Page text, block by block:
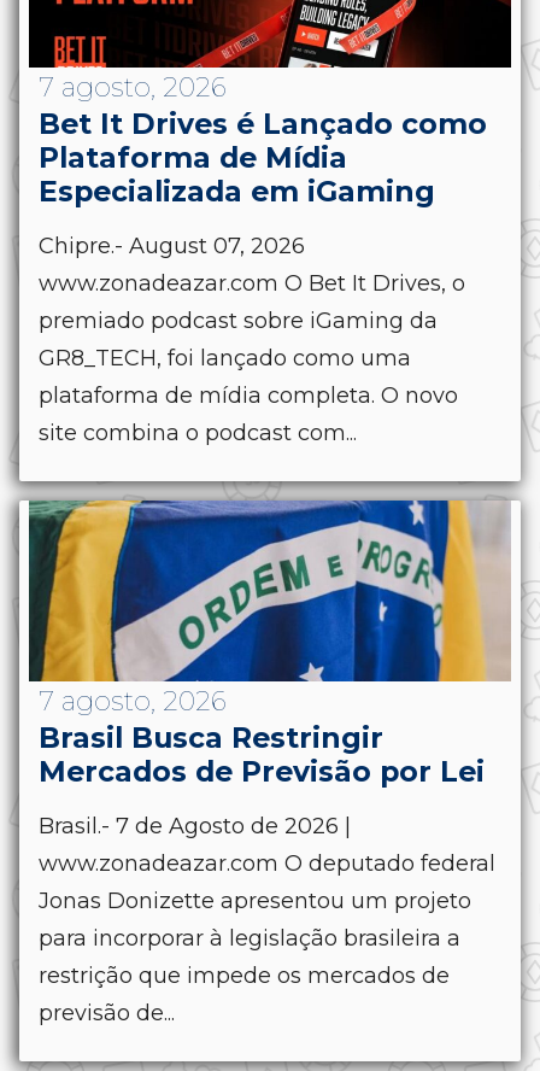
7 agosto, 2026
Bet It Drives é Lançado como
Plataforma de Mídia
Especializada em iGaming
Chipre.- August 07, 2026
www.zonadeazar.com O Bet It Drives, o
premiado podcast sobre iGaming da
GR8_TECH, foi lançado como uma
plataforma de mídia completa. O novo
site combina o podcast com...
7 agosto, 2026
Brasil Busca Restringir
Mercados de Previsão por Lei
Brasil.- 7 de Agosto de 2026 |
www.zonadeazar.com O deputado federal
Jonas Donizette apresentou um projeto
para incorporar à legislação brasileira a
restrição que impede os mercados de
previsão de...